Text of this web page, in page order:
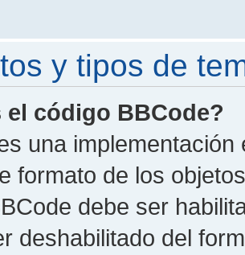
y tipos de
el código BBCode?
una
formato de los
debe ser
deshabilitado del